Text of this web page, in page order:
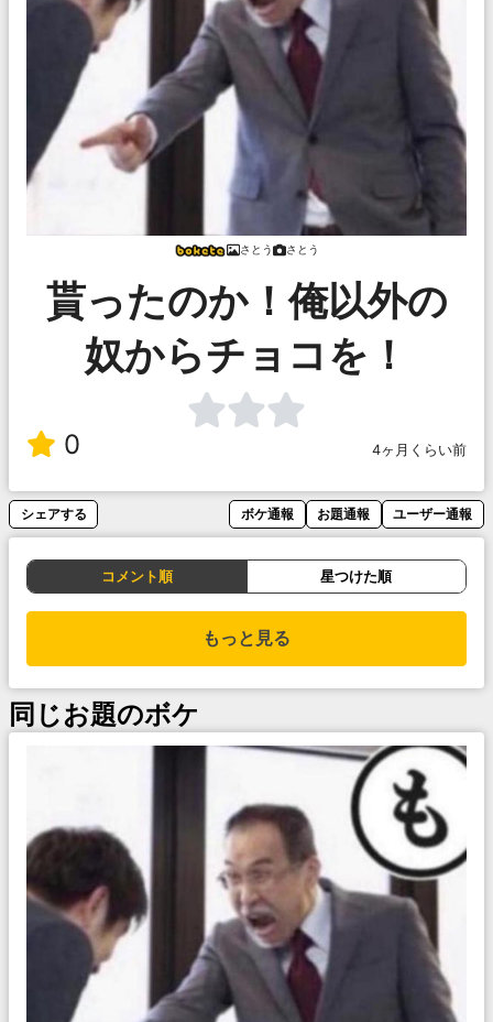
さとう さとう
貰ったのか！俺以外の
奴からチョコを！
0 4ヶ月くらい前
シェアする ボケ通報 お題通報 ユーザー通報
コメント順 星つけた順
もっと見る
同じお題のボケ